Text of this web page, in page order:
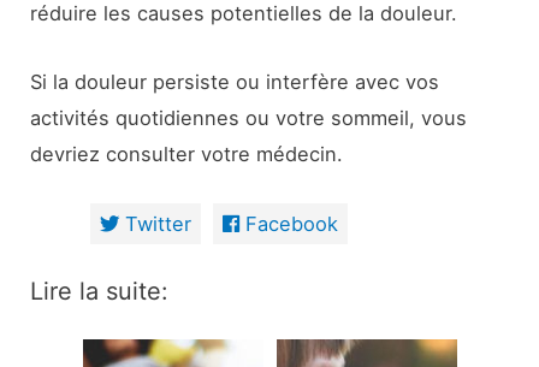
réduire les causes potentielles de la douleur.
Si la douleur persiste ou interfère avec vos
activités quotidiennes ou votre sommeil, vous
devriez consulter votre médecin.
Twitter Facebook
Lire la suite: